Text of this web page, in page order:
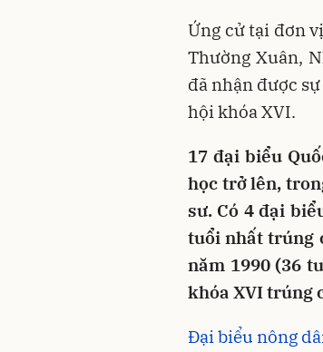
Ứng cử tại đơn
Thường Xuân,
đã nhận được
hội khóa XVI.
17 đại biểu
học trở lên,
sư. Có 4 đại
tuổi nhất trúng
năm 1990 (36
khóa XVI trúng
Đại biểu nông